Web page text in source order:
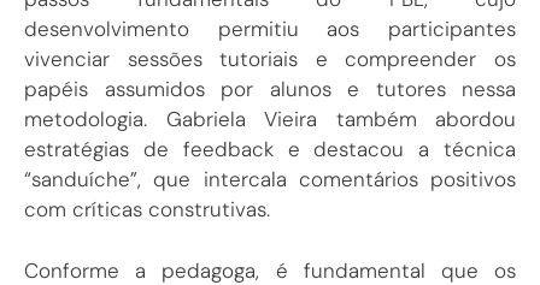
desenvolvimento permitiu aos participantes
vivenciar sessões tutoriais e compreender os
papéis assumidos por alunos e tutores nessa
metodologia. Gabriela Vieira também abordou
estratégias de feedback e destacou a técnica
“sanduíche”, que intercala comentários positivos
com críticas construtivas.
Conforme a pedagoga, é fundamental que os